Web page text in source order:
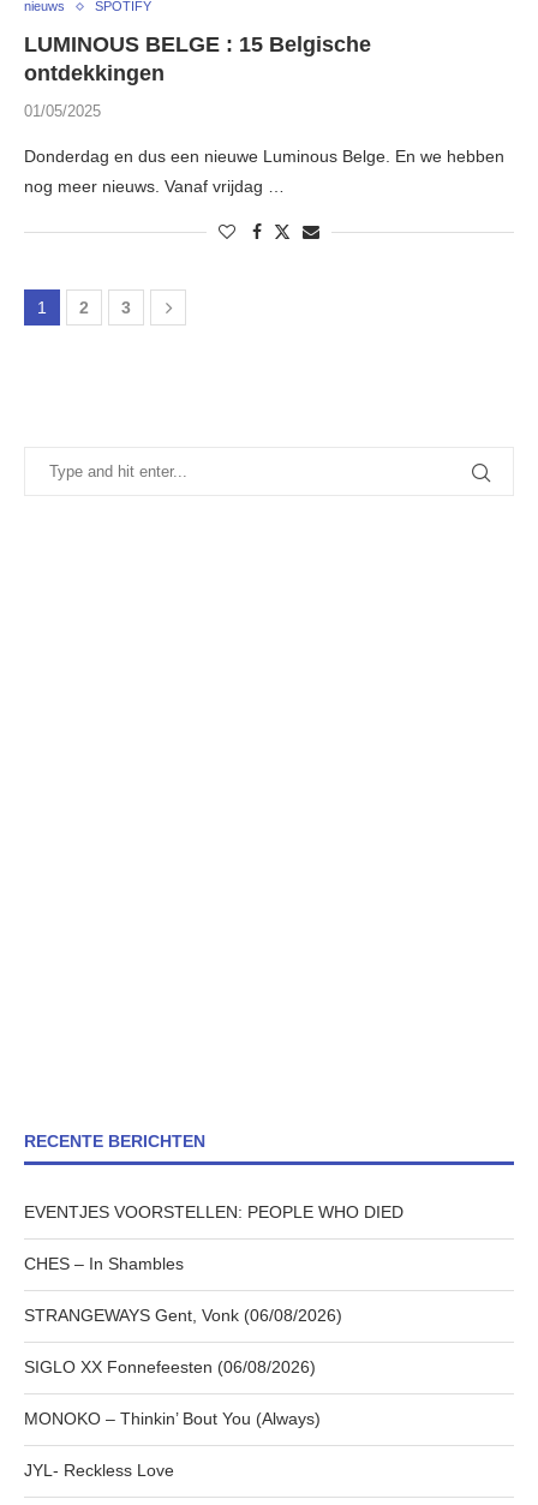
nieuws SPOTIFY
LUMINOUS BELGE : 15 Belgische
ontdekkingen
01/05/2025
Donderdag en dus een nieuwe Luminous Belge. En we hebben
nog meer nieuws. Vanaf vrijdag …
1 2 3
RECENTE BERICHTEN
EVENTJES VOORSTELLEN: PEOPLE WHO DIED
CHES – In Shambles
STRANGEWAYS Gent, Vonk (06/08/2026)
SIGLO XX Fonnefeesten (06/08/2026)
MONOKO – Thinkin’ Bout You (Always)
JYL- Reckless Love